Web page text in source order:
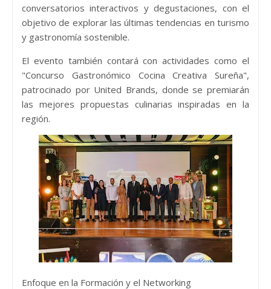
conversatorios interactivos y degustaciones, con el
objetivo de explorar las últimas tendencias en turismo
y gastronomía sostenible.
El evento también contará con actividades como el
"Concurso Gastronómico Cocina Creativa Sureña",
patrocinado por United Brands, donde se premiarán
las mejores propuestas culinarias inspiradas en la
región.
Enfoque en la Formación y el Networking